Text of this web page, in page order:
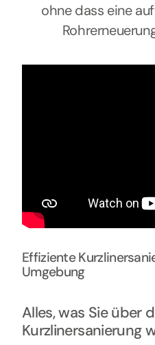
ohne dass eine
Effiziente
Umgebung
Alles, was Sie über
Kurzlinersanierung